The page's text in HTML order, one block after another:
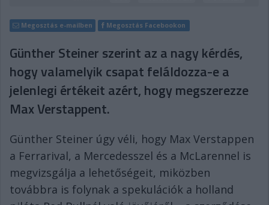
Megosztás e-mailben Megosztás Facebookon
Günther Steiner szerint az a nagy kérdés,
hogy valamelyik csapat feláldozza-e a
jelenlegi értékeit azért, hogy megszerezze
Max Verstappent.
Günther Steiner úgy véli, hogy Max Verstappen
a Ferrarival, a Mercedesszel és a McLarennel is
megvizsgálja a lehetőségeit, miközben
továbbra is folynak a spekulációk a holland